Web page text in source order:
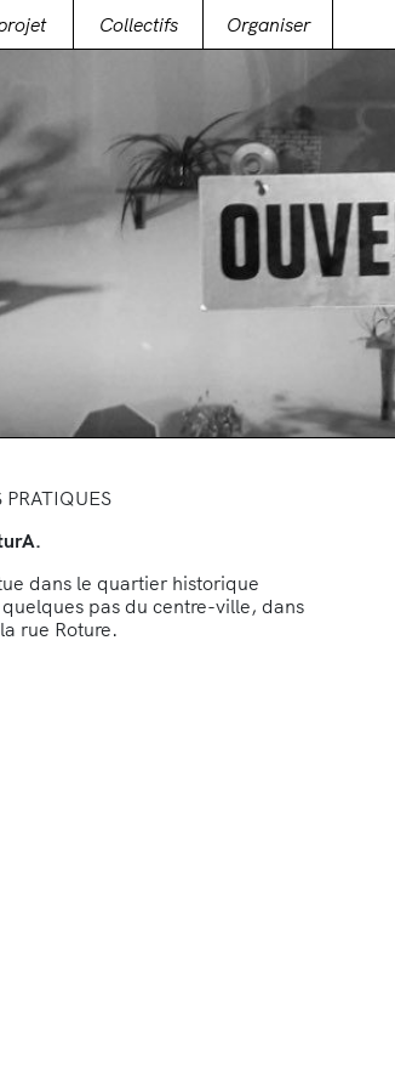
Collectifs Organiser
dans le quartier historique
quelques pas du centre-ville, dans
rue Roture.